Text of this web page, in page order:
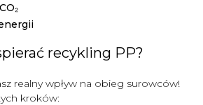
recykling PP?
realny wpływ na obieg surowców!
kroków: